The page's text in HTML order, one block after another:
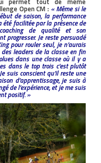
Open CM : « Même si le
de saison, la performance
facilitée par la présence de
de qualité et son
progresser. Je reste persuadé
pour rouler seul, je n’aurais
leaders de la classe en fin
dans une classe où il y a
dans le top trois c’est plutôt
suis conscient qu’il reste une
d’apprentissage, je suis à
de l’expérience, et je me suis
positif. »